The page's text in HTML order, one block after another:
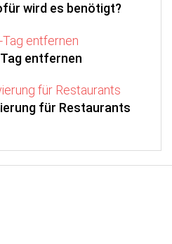
wird es benötigt?
entfernen
für Restaurants